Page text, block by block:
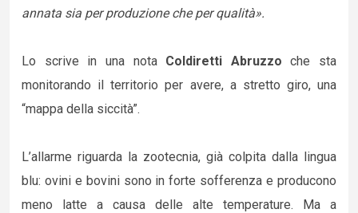
annata sia per produzione che per qualità».
Lo scrive in una nota Coldiretti Abruzzo che sta
monitorando il territorio per avere, a stretto giro, una
“mappa della siccità”.
L’allarme riguarda la zootecnia, già colpita dalla lingua
blu: ovini e bovini sono in forte sofferenza e producono
meno latte a causa delle alte temperature. Ma a